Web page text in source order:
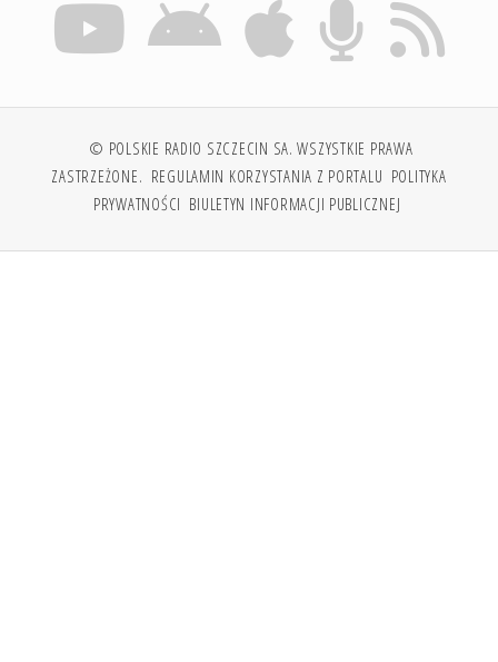
© POLSKIE RADIO SZCZECIN SA. WSZYSTKIE PRAWA
ZASTRZEŻONE. REGULAMIN KORZYSTANIA Z PORTALU POLITYKA
PRYWATNOŚCI BIULETYN INFORMACJI PUBLICZNEJ